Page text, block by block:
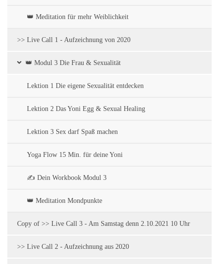
👑 Meditation für mehr Weiblichkeit
>> Live Call 1 - Aufzeichnung von 2020
👑 Modul 3 Die Frau & Sexualität
Lektion 1 Die eigene Sexualität entdecken
Lektion 2 Das Yoni Egg & Sexual Healing
Lektion 3 Sex darf Spaß machen
Yoga Flow 15 Min. für deine Yoni
✍️ Dein Workbook Modul 3
👑 Meditation Mondpunkte
Copy of >> Live Call 3 - Am Samstag denn 2.10.2021 10 Uhr
>> Live Call 2 - Aufzeichnung aus 2020